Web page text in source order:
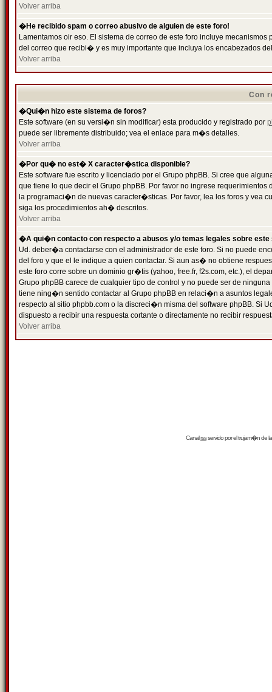
Volver arriba
�He recibido spam o correo abusivo de alguien de este foro!
Lamentamos oir eso. El sistema de correo de este foro incluye
del correo que recibi� y es muy importante que incluya los encabezados
Volver arriba
Con
�Qui�n hizo este sistema de foros?
Este software (en su versi�n sin modificar) esta producido y registrado por
puede ser libremente distribuido; vea el enlace para m�s detalles.
Volver arriba
�Por qu� no est� X caracter�stica disponible?
Este software fue escrito y licenciado por el Grupo phpBB. Si cree que
que tiene lo que decir el Grupo phpBB. Por favor no ingrese
la programaci�n de nuevas caracter�sticas. Por favor, lea los foros y vea
siga los procedimientos ah� descritos.
Volver arriba
�A qui�n contacto con respecto a abusos y/o temas legales sobre este
Ud. deber�a contactarse con el administrador de este foro. Si no puede
del foro y que el le indique a quien contactar. Si aun as� no obtiene
este foro corre sobre un dominio gr�tis (yahoo, free.fr, f2s.com, etc.), el
Grupo phpBB carece de cualquier tipo de control y no puede ser de
tiene ning�n sentido contactar al Grupo phpBB en relaci�n a asuntos
respecto al sitio phpbb.com o la discreci�n misma del software phpBB. Si
dispuesto a recibir una respuesta cortante o directamente no recibir
Volver arriba
Canalrssservido por eltrujam�nde